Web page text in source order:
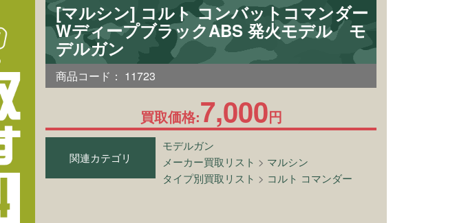
[マルシン] コルト コンバットコマンダー
WディープブラックABS 発火モデル モ
デルガン
商品コード： 11723
買取価格:7,000円
関連カテゴリ
モデルガン
メーカー買取リスト > マルシン
タイプ別買取リスト > コルト コマンダー